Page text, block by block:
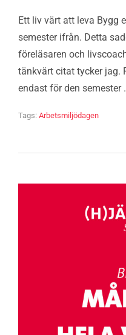
Ett liv värt att leva Bygg
semester ifrån. Detta
föreläsaren och
tänkvärt citat tycker jag.
endast för den semester
Tags: Arbetsmiljödagen